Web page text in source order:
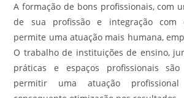
A formação de bons profissionais, com
de sua profissão e integração com
permite uma atuação mais humana,
O trabalho de instituições de ensino,
práticas e espaços profissionais
permitir uma atuação